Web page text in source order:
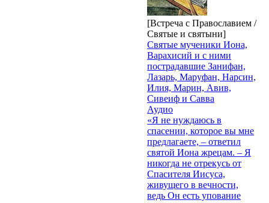
[Встреча с Православием /
Святые и святыни]
Святые мученики Иона,
Варахисий и с ними
пострадавшие Занифан,
Лазарь, Маруфан, Нарсин,
Илия, Марин, Авив,
Сивеиф и Савва
Аудио
«Я не нуждаюсь в
спасении, которое вы мне
предлагаете, – ответил
святой Иона жрецам. – Я
никогда не отрекусь от
Спасителя Иисуса,
живущего в вечности,
ведь Он есть упование